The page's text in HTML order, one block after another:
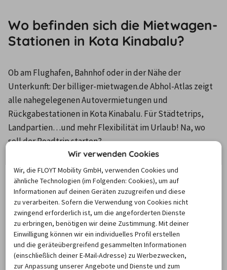
Wo befinden sich die Mietwagen-
Stationen in Kota Kinabalu?
Ob am Flughafen, Bahnhof oder in der Nähe der
Unterkunft: Der billiger-mietwagen.de Abhol-Atlas zeigt
alle nahegelegenen Autovermietungen und
Rückgabestationen in Kota Kinabalu. Für Städtetrips,
Landpartien…und mehr Flexibilität im Urlaub! Na, wo
soll der Roadtrip starten?
Um die Karte und die Stationsinformationen
anzuzeigen, aktiviere bitte Cookies.
Klicke hier, um deine Cookie-Einstellungen zu
verwalten.
Mietwagen Kota Kinabalu
Wir verwenden Cookies
Wir, die FLOYT Mobility GmbH, verwenden Cookies und
ähnliche Technologien (im Folgenden: Cookies), um auf
Informationen auf deinen Geräten zuzugreifen und diese
zu verarbeiten. Sofern die Verwendung von Cookies nicht
zwingend erforderlich ist, um die angeforderten Dienste
zu erbringen, benötigen wir deine Zustimmung. Mit deiner
Einwilligung können wir ein individuelles Profil erstellen
und die geräteübergreifend gesammelten Informationen
(einschließlich deiner E-Mail-Adresse) zu Werbezwecken,
zur Anpassung unserer Angebote und Dienste und zum